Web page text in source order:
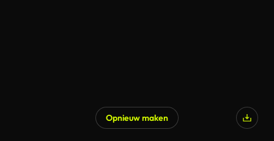
Opnieuw maken